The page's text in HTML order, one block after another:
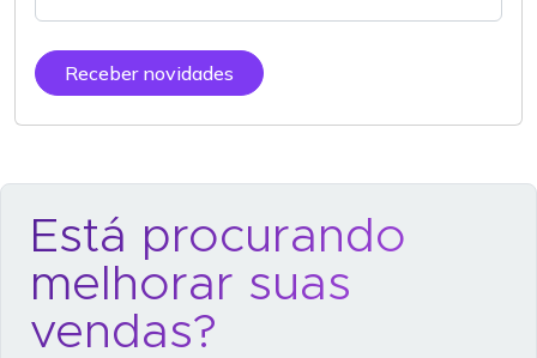
Receber novidades
Está procurando
melhorar suas
vendas?